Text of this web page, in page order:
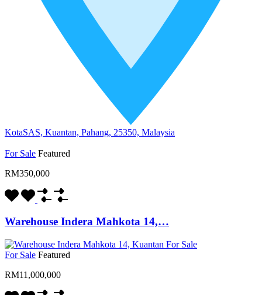
KotaSAS, Kuantan, Pahang, 25350, Malaysia
For Sale Featured
RM350,000
Warehouse Indera Mahkota 14,…
For Sale Featured
RM11,000,000